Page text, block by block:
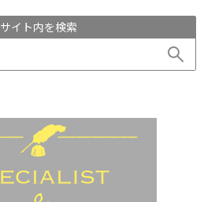
サイト内を検索